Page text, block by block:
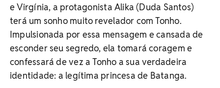
e Virgínia, a protagonista Alika (Duda Santos)
terá um sonho muito revelador com Tonho.
Impulsionada por essa mensagem e cansada de
esconder seu segredo, ela tomará coragem e
confessará de vez a Tonho a sua verdadeira
identidade: a legítima princesa de Batanga.